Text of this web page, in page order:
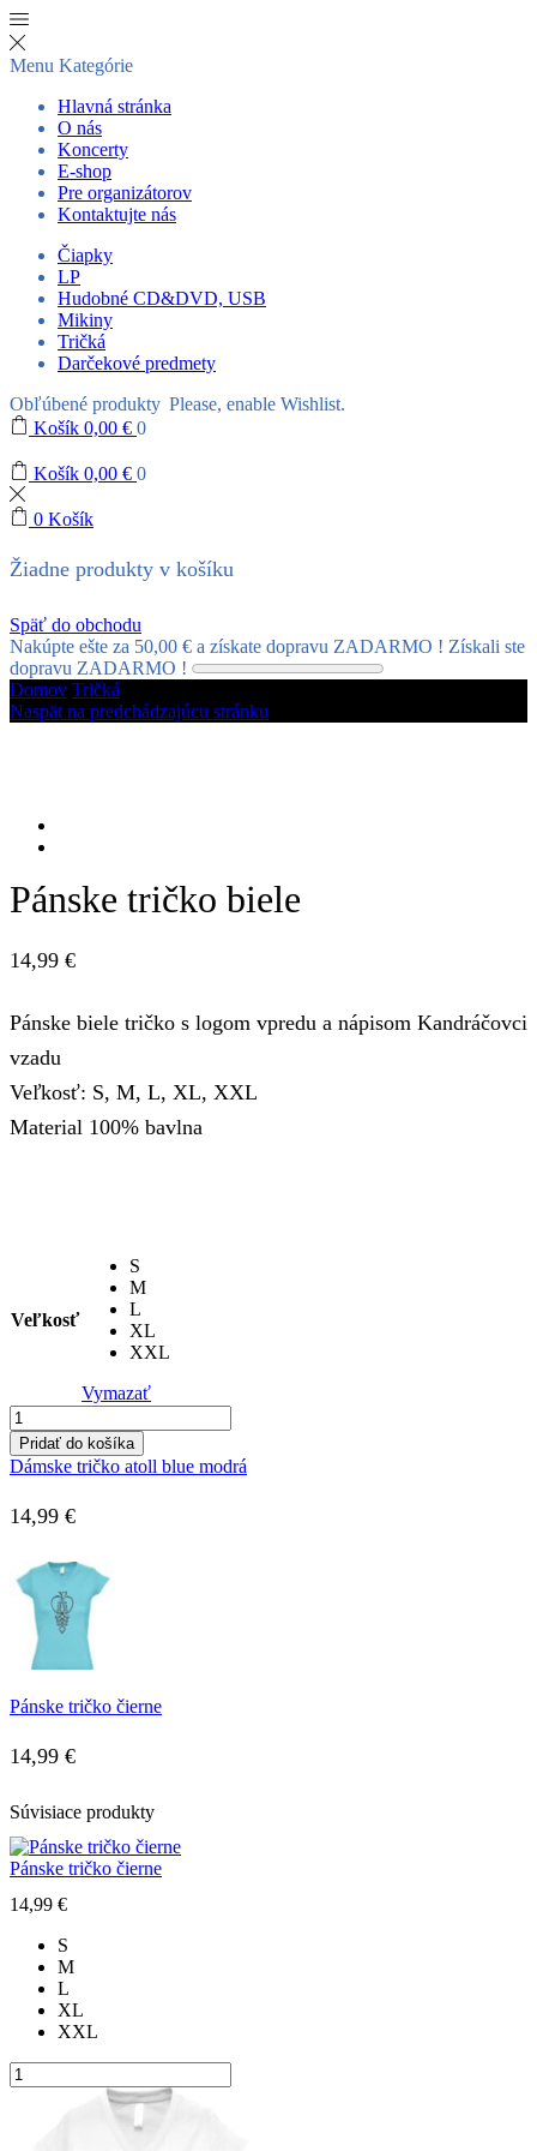
Menu Kategórie
Hlavná stránka
O nás
Koncerty
E-shop
Pre organizátorov
Kontaktujte nás
Čiapky
LP
Hudobné CD&DVD, USB
Mikiny
Tričká
Darčekové predmety
Obľúbené produkty Please, enable Wishlist.
Košík 0,00 € 0
Košík 0,00 € 0
0 Košík
Žiadne produkty v košíku
Späť do obchodu
Nakúpte ešte za 50,00 € a získate dopravu ZADARMO ! Získali ste
dopravu ZADARMO !
Domov Tričká
Naspät na predchádzajúcu stránku
Pánske tričko biele
14,99 €
Pánske biele tričko s logom vpredu a nápisom Kandráčovci
vzadu
Veľkosť: S, M, L, XL, XXL
Material 100% bavlna
Veľkosť
S
M
L
XL
XXL
Vymazať
množstvo
Pánske
tričko
biele
Pridať do košíka
Dámske tričko atoll blue modrá
14,99 €
Pánske tričko čierne
14,99 €
Súvisiace produkty
Pánske tričko čierne
14,99 €
S
M
L
XL
XXL
množstvo
Pánske